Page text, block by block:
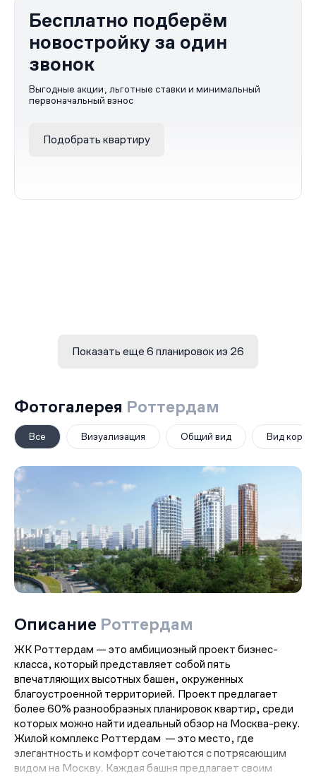
Бесплатно подберём
новостройку за один
звонок
Выгодные акции, льготные ставки и минимальный
первоначальный взнос
Подобрать квартиру
Показать еще 6 планировок из 26
Фотогалерея Роттердам
Все Визуализация Общий вид Вид
Описание Роттердам
ЖК Роттердам — это амбициозный проект бизнес-
класса, который представляет собой пять
впечатляющих высотных башен, окруженных
благоустроенной территорией. Проект предлагает
более 60% разнообразных планировок квартир, среди
которых можно найти идеальный обзор на Москва-реку.
Жилой комплекс Роттердам — это место, где
элегантность и комфорт сочетаются с потрясающим
видом на Москву. Каждая башня предлагает своим